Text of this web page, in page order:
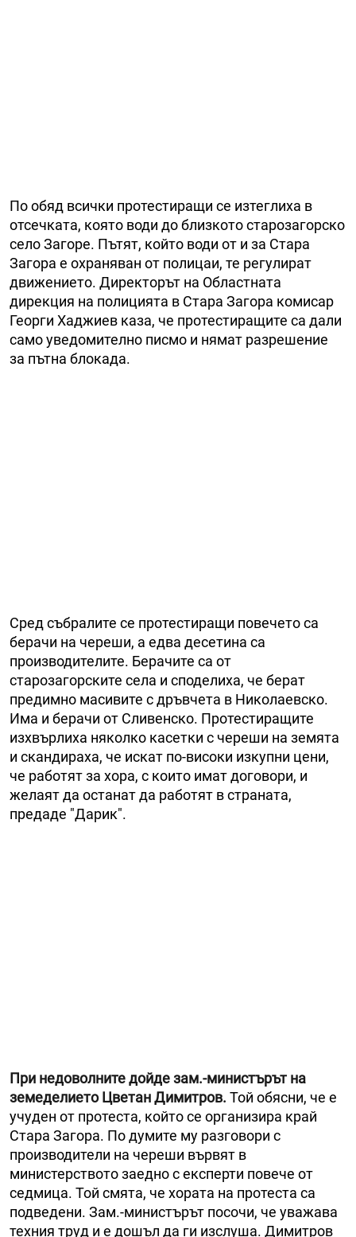
По обяд всички протестиращи се изтеглиха в
отсечката, която води до близкото старозагорско
село Загоре. Пътят, който води от и за Стара
Загора е охраняван от полицаи, те регулират
движението. Директорът на Областната
дирекция на полицията в Стара Загора комисар
Георги Хаджиев каза, че протестиращите са дали
само уведомително писмо и нямат разрешение
за пътна блокада.
Сред събралите се протестиращи повечето са
берачи на череши, а едва десетина са
производителите. Берачите са от
старозагорските села и споделиха, че берат
предимно масивите с дръвчета в Николаевско.
Има и берачи от Сливенско. Протестиращите
изхвърлиха няколко касетки с череши на земята
и скандираха, че искат по-високи изкупни цени,
че работят за хора, с които имат договори, и
желаят да останат да работят в страната,
предаде "Дарик".
При недоволните дойде зам.-министърът на
земеделието Цветан Димитров. Той обясни, че е
учуден от протеста, който се организира край
Стара Загора. По думите му разговори с
производители на череши вървят в
министерството заедно с експерти повече от
седмица. Той смята, че хората на протеста са
подведени. Зам.-министърът посочи, че уважава
техния труд и е дошъл да ги изслуша. Димитров